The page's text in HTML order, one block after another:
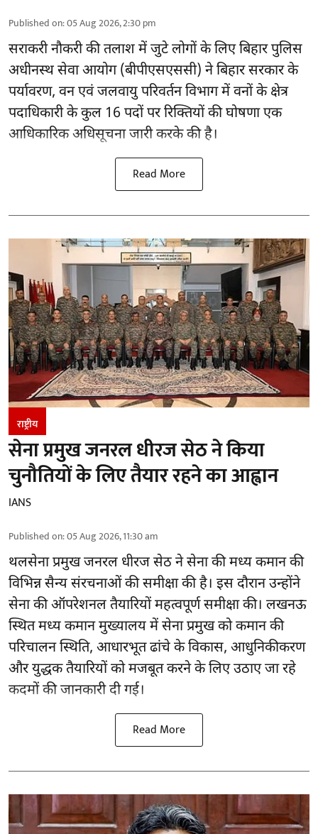
Published on:05 Aug 2026, 2:30 pm
सराकरी नौकरी की तलाश में जुटे लोगों के लिए बिहार पुलिस
अधीनस्थ सेवा आयोग (बीपीएसएससी) ने बिहार सरकार के
पर्यावरण, वन एवं जलवायु परिवर्तन विभाग में वनों के क्षेत्र
पदाधिकारी के कुल 16 पदों पर रिक्तियों की घोषणाएक
आधिकारिक अधिसूचना जारी करके की है।
Read More
राष्ट्रीय
सेना प्रमुख जनरल धीरज सेठ ने किया
चुनौतियों के लिए तैयार रहने का आह्वान
IANS
Published on:05 Aug 2026, 11:30 am
थलसेना प्रमुख जनरल धीरज सेठ ने सेना की मध्य कमान की
विभिन्न सैन्य संरचनाओं की समीक्षा की है। इस दौरान उन्होंने
सेना की ऑपरेशनल तैयारियों महत्वपूर्ण समीक्षा की। लखनऊ
स्थित मध्य कमान मुख्यालय में सेना प्रमुख को कमान की
परिचालन स्थिति, आधारभूत ढांचे के विकास, आधुनिकीकरण
और युद्धक तैयारियों को मजबूत करने के लिए उठाए जा रहे
कदमों की जानकारी दी गई।
Read More